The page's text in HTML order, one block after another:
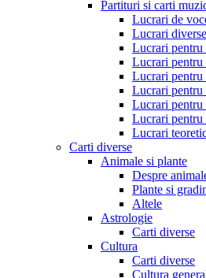
Partituri si carti
Lucrari de
Lucrari diverse
Lucrari pentru
Lucrari pentru
Lucrari pentru
Lucrari pentru
Lucrari pentru
Lucrari pentru
Lucrari
Carti diverse
Animale si plante
Despre
Plante si
Altele
Astrologie
Carti diverse
Cultura
Carti diverse
Cultura